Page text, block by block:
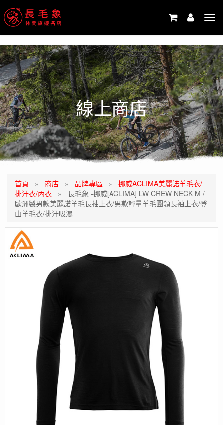
線上商店
首頁 » 商店 » 品牌專區 » 挪威ACLIMA美麗諾羊毛衣/
排汗衣/內衣 » 長毛象 -挪威[ACLIMA] LW CREW NECK M /
歐洲製男款美麗諾羊毛長袖上衣/男款輕量羊毛圓領長袖上衣/登
山羊毛衣/排汗吸濕